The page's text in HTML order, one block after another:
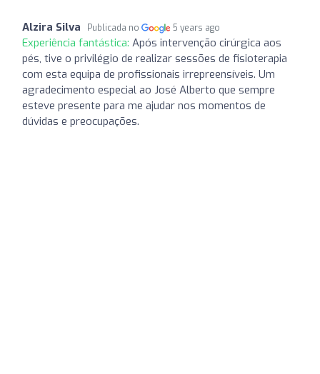
Alzira Silva Publicada no 5 years ago
Experiência fantástica: Após intervenção cirúrgica aos
pés, tive o privilégio de realizar sessões de fisioterapia
com esta equipa de profissionais irrepreensíveis. Um
agradecimento especial ao José Alberto que sempre
esteve presente para me ajudar nos momentos de
dúvidas e preocupações.